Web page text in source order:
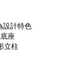
設計特色
座
立柱